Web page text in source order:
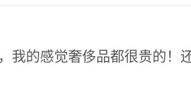
我的感觉奢侈品都很贵的！